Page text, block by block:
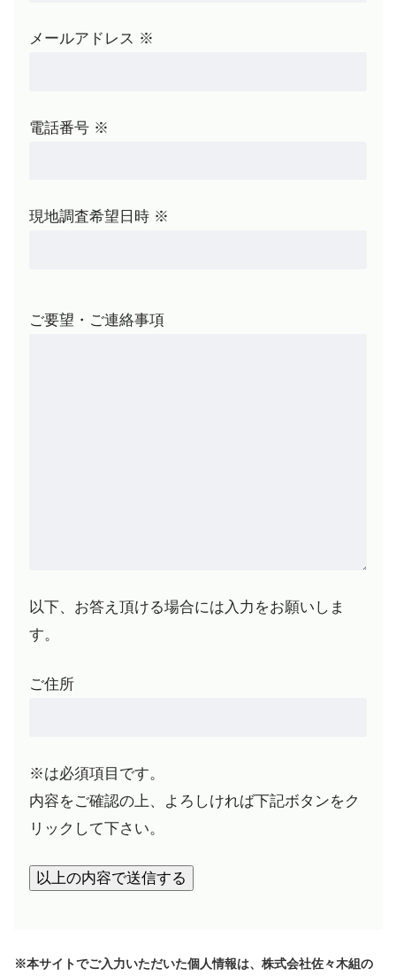
メールアドレス ※
電話番号 ※
現地調査希望日時 ※
ご要望・ご連絡事項
以下、お答え頂ける場合には入力をお願いしま
す。
ご住所
※は必須項目です。
内容をご確認の上、よろしければ下記ボタンをク
リックして下さい。
※本サイトでご入力いただいた個人情報は、株式会社佐々木組の